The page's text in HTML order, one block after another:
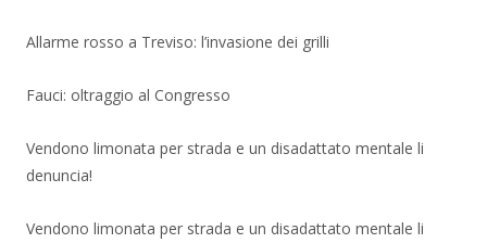
Allarme rosso a Treviso: l’invasione dei grilli
Fauci: oltraggio al Congresso
Vendono limonata per strada e un disadattato mentale li
denuncia!
Vendono limonata per strada e un disadattato mentale li